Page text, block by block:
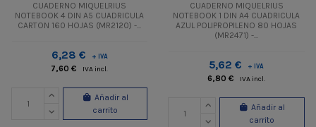
CUADERNO MIQUELRIUS
NOTEBOOK 4 DIN A5 CUADRICULA
CARTON 160 HOJAS (MR2120) -...
6,28 € + IVA
7,60 € IVA incl.
Añadir al
carrito
CUADERNO MIQUELRIUS
NOTEBOOK 1 DIN A4 CUADRICULA
AZUL POLIPROPILENO 80 HOJAS
(MR2471) -...
5,62 € + IVA
6,80 € IVA incl.
Añadir al
carrito